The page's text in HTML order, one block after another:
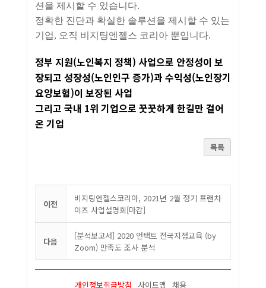
션을 제시할 수 있습니다.
정확한 진단과 확실한 솔루션을 제시할 수 있는
기업, 오직 비지팅엔젤스 코리아 뿐입니다.
정부 지원(노인복지 정책) 사업으로 안정성이 보
장되고 성장성(노인인구 증가)과 수익성(노인장기
요양보험)이 보장된 사업
그리고 국내 1위 기업으로 꿋꿋하게 한길만 걸어
온 기업
목록
이전
비지팅엔젤스코리아, 2021년 2월 정기 프랜차
이즈 사업설명회[마감]
다음
[분석보고서] 2020 언택트 전국지점교육 (by
Zoom) 만족도 조사 분석
개인정보취급방침 사이트맵 채용